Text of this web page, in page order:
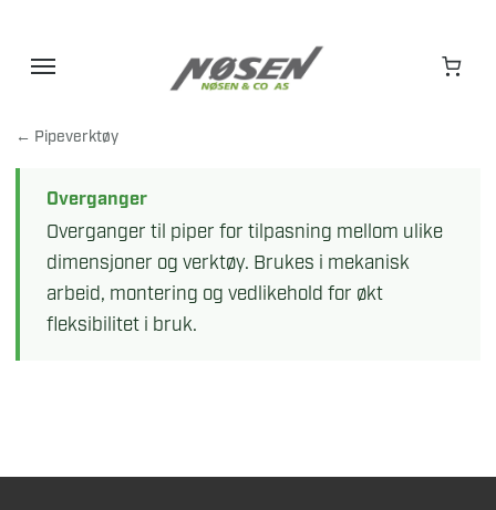
← Pipeverktøy
Overganger
Overganger til piper for tilpasning mellom ulike
dimensjoner og verktøy. Brukes i mekanisk
arbeid, montering og vedlikehold for økt
fleksibilitet i bruk.